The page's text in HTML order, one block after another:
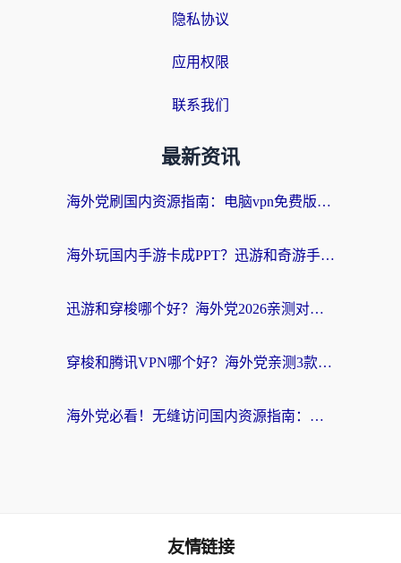
隐私协议
应用权限
联系我们
最新资讯
海外党刷国内资源指南：电脑vpn免费版真的能用吗？选对加速器才是关键
海外玩国内手游卡成PPT？迅游和奇游手游哪个好？附真实VPN评测及番茄加速器体验
迅游和穿梭哪个好？海外党2026亲测对比+免费vs付费选择指南，附番茄加速器实测体验
穿梭和腾讯VPN哪个好？海外党亲测3款热门回国加速器，附避坑指南
海外党必看！无缝访问国内资源指南：从vpn官网下载到加速器选择（附番茄实测）
友情链接